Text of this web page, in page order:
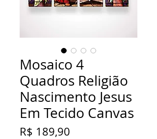
Mosaico 4
Quadros Religião
Nascimento Jesus
Em Tecido Canvas
R$ 189,90